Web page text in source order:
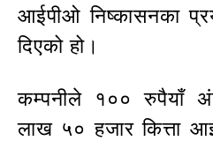
आईपीओ निष्कासनका
दिएको हो।
कम्पनीले १०० रुपैयाँ
लाख ५० हजार कित्ता